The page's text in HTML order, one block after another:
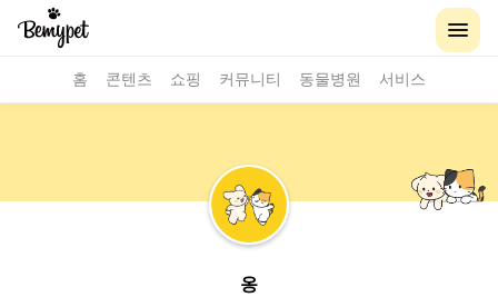
홈 콘텐츠 쇼핑 커뮤니티 동물병원 서비스
옹